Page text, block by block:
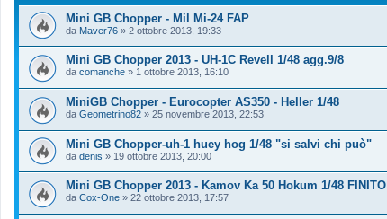
Mini GB Chopper - Mil Mi-24 FAP
da Maver76 » 2 ottobre 2013, 19:33
Mini GB Chopper 2013 - UH-1C Revell 1/48 agg.9/8
da comanche » 1 ottobre 2013, 16:10
MiniGB Chopper - Eurocopter AS350 - Heller 1/48
da Geometrino82 » 25 novembre 2013, 22:53
Mini GB Chopper-uh-1 huey hog 1/48 "si salvi chi può"
da denis » 19 ottobre 2013, 20:00
Mini GB Chopper 2013 - Kamov Ka 50 Hokum 1/48 FINITO
da Cox-One » 22 ottobre 2013, 17:57